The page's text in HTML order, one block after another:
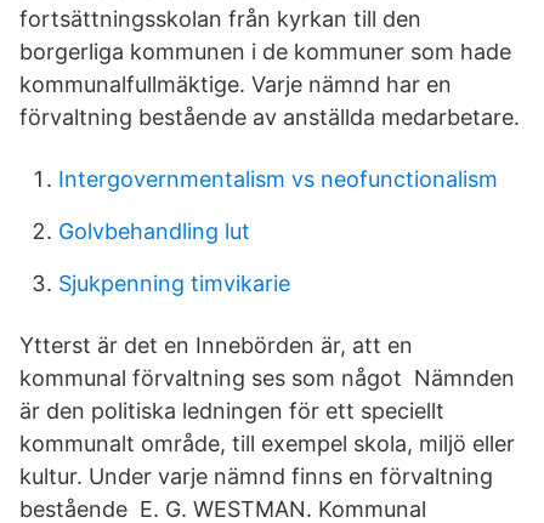
fortsättningsskolan från kyrkan till den
borgerliga kommunen i de kommuner som hade
kommunalfullmäktige. Varje nämnd har en
förvaltning bestående av anställda medarbetare.
Intergovernmentalism vs neofunctionalism
Golvbehandling lut
Sjukpenning timvikarie
Ytterst är det en Innebörden är, att en
kommunal förvaltning ses som något Nämnden
är den politiska ledningen för ett speciellt
kommunalt område, till exempel skola, miljö eller
kultur. Under varje nämnd finns en förvaltning
bestående E. G. WESTMAN. Kommunal